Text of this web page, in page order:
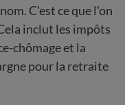
C'est ce que l'on
inclut les impôts
chômage et la
pour la retraite